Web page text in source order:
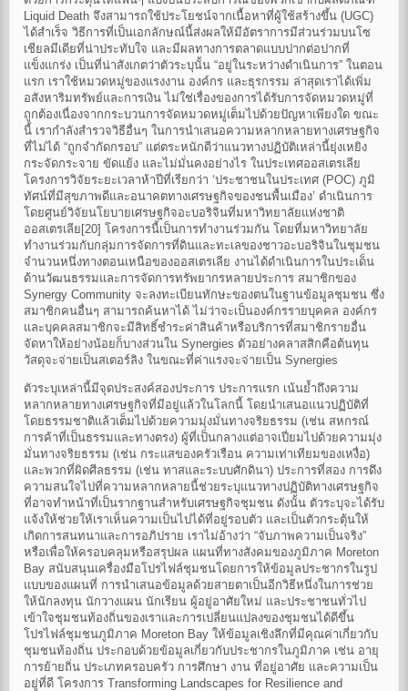
Liquid Death จึงสามารถใช้ประโยชน์จากเนื้อหาที่ผู้ใช้สร้างขึ้น (UGC)
ได้สำเร็จ วิธีการที่เป็นเอกลักษณ์นี้ส่งผลให้มีอัตราการมีส่วนร่วมบนโซ
เชียลมีเดียที่น่าประทับใจ และมีผลทางการตลาดแบบปากต่อปากที่
แข็งแกร่ง เป็นที่น่าสังเกตว่าตัวระบุนั้น “อยู่ในระหว่างดำเนินการ” ในตอน
แรก เราใช้หมวดหมู่ของแรงงาน องค์กร และธุรกรรม ล่าสุดเราได้เพิ่ม
อสังหาริมทรัพย์และการเงิน ไม่ใช่เรื่องของการได้รับการจัดหมวดหมู่ที่
ถูกต้องเนื่องจากกระบวนการจัดหมวดหมู่เต็มไปด้วยปัญหาเพียงใด ขณะ
นี้ เรากำลังสำรวจวิธีอื่นๆ ในการนำเสนอความหลากหลายทางเศรษฐกิจ
ที่ไม่ได้ “ถูกจำกัดกรอบ” แต่ตระหนักดีว่าแนวทางปฏิบัติเหล่านี้ยุ่งเหยิง
กระจัดกระจาย ขัดแย้ง และไม่มั่นคงอย่างไร ในประเทศออสเตรเลีย
โครงการวิจัยระยะเวลาห้าปีที่เรียกว่า ‘ประชาชนในประเทศ (POC) ภูมิ
ทัศน์ที่มีสุขภาพดีและอนาคตทางเศรษฐกิจของชนพื้นเมือง’ ดำเนินการ
โดยศูนย์วิจัยนโยบายเศรษฐกิจอะบอริจินที่มหาวิทยาลัยแห่งชาติ
ออสเตรเลีย[20] โครงการนี้เป็นการทำงานร่วมกัน โดยที่มหาวิทยาลัย
ทำงานร่วมกับกลุ่มการจัดการที่ดินและทะเลของชาวอะบอริจินในชุมชน
จำนวนหนึ่งทางตอนเหนือของออสเตรเลีย งานได้ดำเนินการในประเด็น
ด้านวัฒนธรรมและการจัดการทรัพยากรหลายประการ สมาชิกของ
Synergy Community จะลงทะเบียนทักษะของตนในฐานข้อมูลชุมชน ซึ่ง
สมาชิกคนอื่นๆ สามารถค้นหาได้ ไม่ว่าจะเป็นองค์กรรายบุคคล องค์กร
และบุคคลสมาชิกจะมีสิทธิ์ชำระค่าสินค้าหรือบริการที่สมาชิกรายอื่น
จัดหาให้อย่างน้อยก็บางส่วนใน Synergies ตัวอย่างคลาสสิกคือต้นทุน
วัสดุจะจ่ายเป็นสเตอร์ลิง ในขณะที่ค่าแรงจะจ่ายเป็น Synergies
ตัวระบุเหล่านี้มีจุดประสงค์สองประการ ประการแรก เน้นย้ำถึงความ
หลากหลายทางเศรษฐกิจที่มีอยู่แล้วในโลกนี้ โดยนำเสนอแนวปฏิบัติที่
โดยธรรมชาติแล้วเต็มไปด้วยความมุ่งมั่นทางจริยธรรม (เช่น สหกรณ์
การค้าที่เป็นธรรมและทางตรง) ผู้ที่เป็นกลางแต่อาจเปี่ยมไปด้วยความมุ่ง
มั่นทางจริยธรรม (เช่น กระแสของครัวเรือน ความเท่าเทียมของเหงื่อ)
และพวกที่ผิดศีลธรรม (เช่น ทาสและระบบศักดินา) ประการที่สอง การดึง
ความสนใจไปที่ความหลากหลายนี้ช่วยระบุแนวทางปฏิบัติทางเศรษฐกิจ
ที่อาจทำหน้าที่เป็นรากฐานสำหรับเศรษฐกิจชุมชน ดังนั้น ตัวระบุจะได้รับ
แจ้งให้ช่วยให้เราเห็นความเป็นไปได้ที่อยู่รอบตัว และเป็นตัวกระตุ้นให้
เกิดการสนทนาและการอภิปราย เราไม่อ้างว่า “จับภาพความเป็นจริง”
หรือเพื่อให้ครอบคลุมหรือสรุปผล แผนที่ทางสังคมของภูมิภาค Moreton
Bay สนับสนุนเครื่องมือโปรไฟล์ชุมชนโดยการให้ข้อมูลประชากรในรูป
แบบของแผนที่ การนำเสนอข้อมูลด้วยสายตาเป็นอีกวิธีหนึ่งในการช่วย
ให้นักลงทุน นักวางแผน นักเรียน ผู้อยู่อาศัยใหม่ และประชาชนทั่วไป
เข้าใจชุมชนท้องถิ่นของเราและการเปลี่ยนแปลงของชุมชนได้ดีขึ้น
โปรไฟล์ชุมชนภูมิภาค Moreton Bay ให้ข้อมูลเชิงลึกที่มีคุณค่าเกี่ยวกับ
ชุมชนท้องถิ่น ประกอบด้วยข้อมูลเกี่ยวกับประชากรในภูมิภาค เช่น อายุ
การย้ายถิ่น ประเภทครอบครัว การศึกษา งาน ที่อยู่อาศัย และความเป็น
อยู่ที่ดี โครงการ Transforming Landscapes for Resilience and